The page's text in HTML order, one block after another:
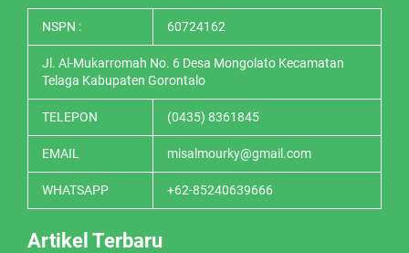
NSPN : 60724162
Jl. Al-Mukarromah No. 6 Desa Mongolato Kecamatan
Telaga Kabupaten Gorontalo
TELEPON (0435) 8361845
EMAIL misalmourky@gmail.com
WHATSAPP +62-85240639666
Artikel Terbaru